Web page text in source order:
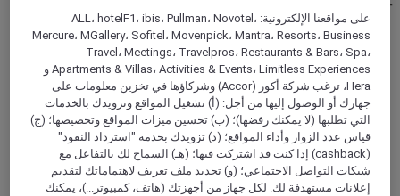
World
Europe
France
Upper-Normandy
SEINE-MARITIME
Barentin
على مواقعنا الإلكترونية: ALL، hotelF1، ibis، Pullman، Novotel،
Mercure، MGallery، Sofitel، Movenpick، Mantra، Resorts، Business
Travel، Meetings، Travelpros، Restaurants & Bars، Spa،
Apartments & Villas، Activities & Events، Limitless Experiences و
Hera، ترغب شركة أكور (Accor) وشركاؤها في تخزين معلومات على
جهازك أو الوصول إليها من أجل: (أ) تشغيل المواقع وتزويدك بالخدمات
التي تطلبها (لا يمكنك رفضها)؛ (ب) تحسين ميزات المواقع وتخصيصها؛ (ج)
قياس عدد الزوار وأداء المواقع؛ (د) تزويدك بخدمة "استرداد النقود"
(cashback) إذا كنت قد اشتركت فيها؛ (هـ) السماح لك بالتفاعل مع
شبكات التواصل الاجتماعي؛ (و) تحديد ملف تعريف لاهتماماتك لتقديم
إعلانات مستهدفة لك. لكل جهاز من أجهزتك (هاتف، كمبيوتر...)، يمكنك